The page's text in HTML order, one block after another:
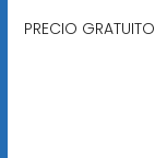
PRECIO GRATUITO